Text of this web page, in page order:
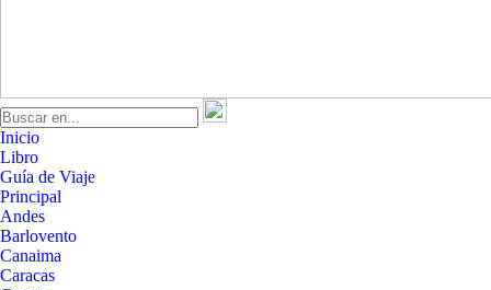
Inicio
Libro
Guía de Viaje
Principal
Andes
Barlovento
Canaima
Caracas